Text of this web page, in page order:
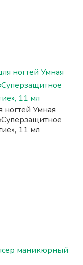
ногтей Умная
11 мл